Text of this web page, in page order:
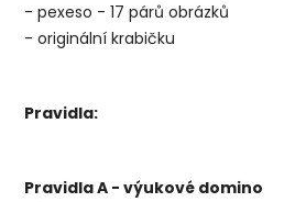
- pexeso - 17 párů obrázků
- originální krabičku
Pravidla:
Pravidla A - výukové domino